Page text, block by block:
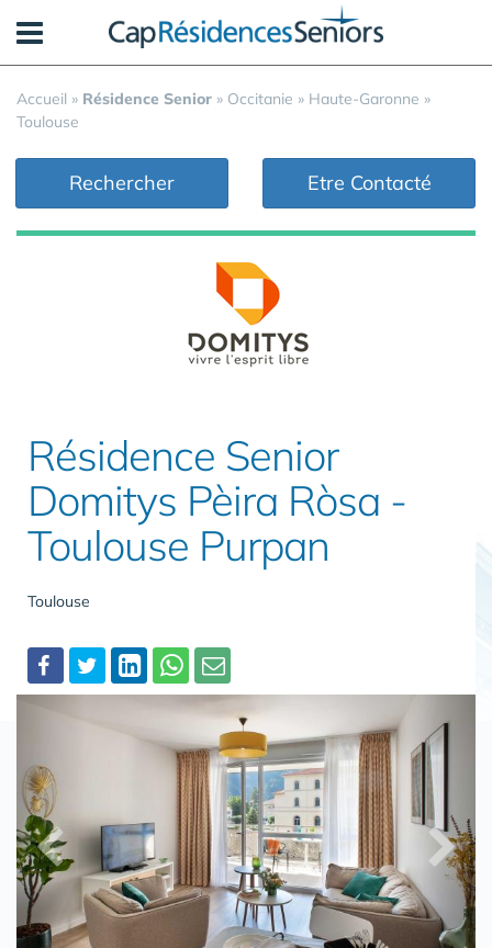
Accueil » Résidence Senior » Occitanie » Haute-Garonne »
Toulouse
Rechercher Etre Contacté
Résidence Senior
Domitys Pèira Ròsa -
Toulouse Purpan
Toulouse
Partager